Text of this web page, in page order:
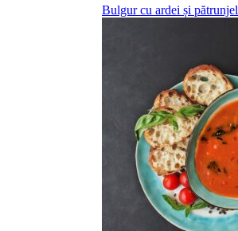
Bulgur cu ardei și pătrunjel